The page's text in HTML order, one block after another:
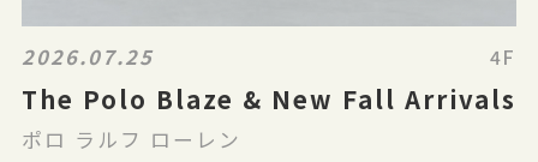
2026.07.25 4F
The Polo Blaze & New Fall Arrivals
ポロ ラルフ ローレン